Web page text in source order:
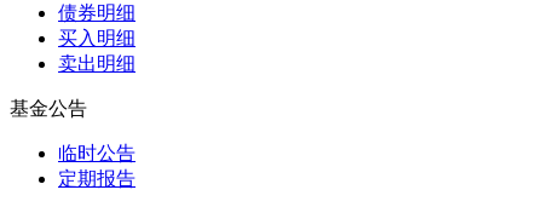
债券明细
买入明细
卖出明细
基金公告
临时公告
定期报告